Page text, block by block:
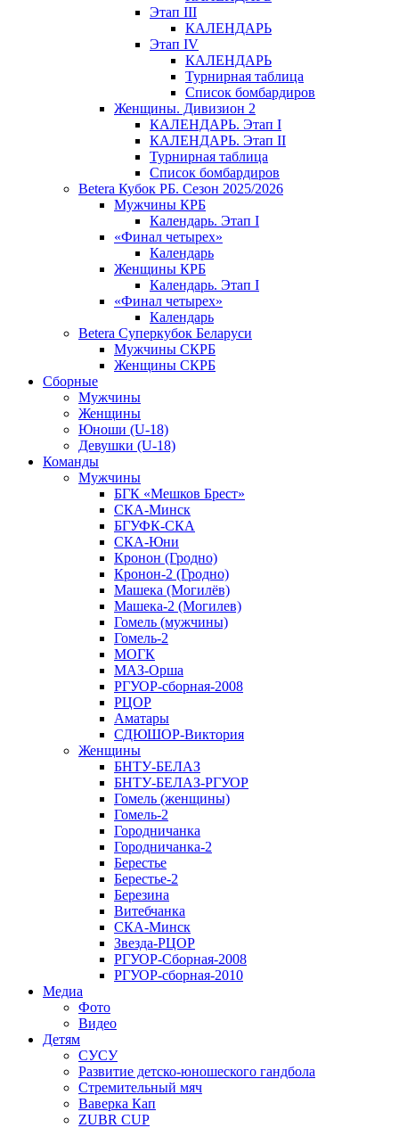
Этап III
КАЛЕНДАРЬ
Этап IV
КАЛЕНДАРЬ
Турнирная таблица
Список бомбардиров
Женщины. Дивизион 2
КАЛЕНДАРЬ. Этап I
КАЛЕНДАРЬ. Этап II
Турнирная таблица
Список бомбардиров
Betera Кубок РБ. Сезон 2025/2026
Мужчины КРБ
Календарь. Этап I
«Финал четырех»
Календарь
Женщины КРБ
Календарь. Этап I
«Финал четырех»
Календарь
Betera Суперкубок Беларуси
Мужчины СКРБ
Женщины СКРБ
Сборные
Мужчины
Женщины
Юноши (U-18)
Девушки (U-18)
Команды
Мужчины
БГК «Мешков Брест»
СКА-Минск
БГУФК-СКА
СКА-Юни
Кронон (Гродно)
Кронон-2 (Гродно)
Машека (Могилёв)
Машека-2 (Могилев)
Гомель (мужчины)
Гомель-2
МОГК
МАЗ-Орша
РГУОР-сборная-2008
РЦОР
Аматары
СДЮШОР-Виктория
Женщины
БНТУ-БЕЛАЗ
БНТУ-БЕЛАЗ-РГУОР
Гомель (женщины)
Гомель-2
Городничанка
Городничанка-2
Берестье
Берестье-2
Березина
Витебчанка
СКА-Минск
Звезда-РЦОР
РГУОР-Сборная-2008
РГУОР-сборная-2010
Медиа
Фото
Видео
Детям
СУСУ
Развитие детско-юношеского гандбола
Стремительный мяч
Ваверка Кап
ZUBR CUP